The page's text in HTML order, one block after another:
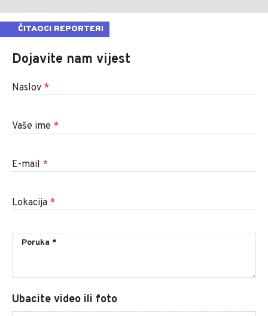
ČITAOCI REPORTERI
Dojavite nam vijest
Naslov *
Vaše ime *
E-mail *
Lokacija *
Ubacite video ili foto